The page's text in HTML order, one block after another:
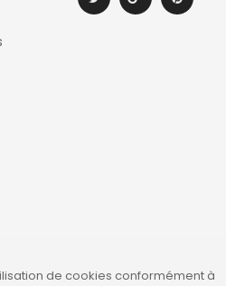
de cookies conformément à